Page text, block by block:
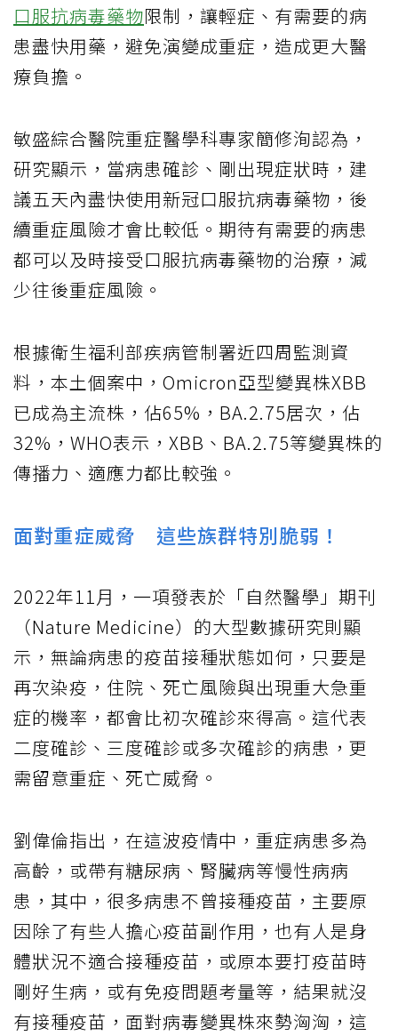
口服抗病毒藥物限制，讓輕症、有需要的病
患盡快用藥，避免演變成重症，造成更大醫
療負擔。
敏盛綜合醫院重症醫學科專家簡修洵認為，
研究顯示，當病患確診、剛出現症狀時，建
議五天內盡快使用新冠口服抗病毒藥物，後
續重症風險才會比較低。期待有需要的病患
都可以及時接受口服抗病毒藥物的治療，減
少往後重症風險。
根據衛生福利部疾病管制署近四周監測資
料，本土個案中，Omicron亞型變異株XBB
已成為主流株，佔65%，BA.2.75居次，佔
32%，WHO表示，XBB、BA.2.75等變異株的
傳播力、適應力都比較強。
面對重症威脅 這些族群特別脆弱！
2022年11月，一項發表於「自然醫學」期刊
（Nature Medicine）的大型數據研究則顯
示，無論病患的疫苗接種狀態如何，只要是
再次染疫，住院、死亡風險與出現重大急重
症的機率，都會比初次確診來得高。這代表
二度確診、三度確診或多次確診的病患，更
需留意重症、死亡威脅。
劉偉倫指出，在這波疫情中，重症病患多為
高齡，或帶有糖尿病、腎臟病等慢性病病
患，其中，很多病患不曾接種疫苗，主要原
因除了有些人擔心疫苗副作用，也有人是身
體狀況不適合接種疫苗，或原本要打疫苗時
剛好生病，或有免疫問題考量等，結果就沒
有接種疫苗，面對病毒變異株來勢洶洶，這